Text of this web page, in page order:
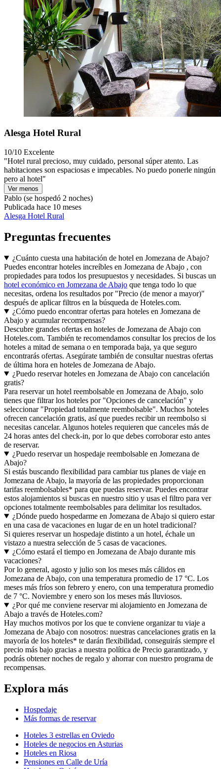
Alesga Hotel Rural
10/10 Excelente
"Hotel rural precioso, muy cuidado, personal súper atento. Las
habitaciones son espaciosas e impecables. No puedo ponerle ningún
pero al hotel"
Ver menos
Pablo (se hospedó 2 noches)
Publicada hace 10 meses
Alesga Hotel Rural
Preguntas frecuentes
¿Cuánto cuesta una habitación de hotel en Jomezana de Abajo?
Puedes encontrar hoteles increíbles en Jomezana de Abajo , con
propiedades para todos los presupuestos y necesidades. Si buscas un
hotel económico en Jomezana de Abajo que tenga todo lo que
necesitas, ordena los resultados por "Precio (de menor a mayor)"
después de aplicar filtros en la búsqueda de Hoteles.com.
¿Cómo puedo encontrar ofertas para hoteles en Jomezana de
Abajo y acumular recompensas?
Descubre grandes ofertas en hoteles de Jomezana de Abajo con
Hoteles.com. También te recomendamos consultar los precios de los
hoteles a mitad de semana o en temporada baja, ya que seguro
encontrarás ofertas. Asegúrate también de consultar nuestras ofertas
de última hora en hoteles de Jomezana de Abajo.
¿Puedo reservar hoteles en Jomezana de Abajo con cancelación
gratis?
Para reservar un hotel reembolsable en Jomezana de Abajo, solo
tienes que filtrar los hoteles por "Opciones de cancelación" y
seleccionar "Propiedad totalmente reembolsable". Muchos hoteles
ofrecen cancelación gratis, así que puedes recibir un reembolso si
necesitas cancelar. Algunos hoteles requieren que canceles más de
24 horas antes del check-in, por lo que debes corroborar esto antes
de reservar.
¿Puedo reservar un hospedaje reembolsable en Jomezana de
Abajo?
Si estás buscando flexibilidad para cambiar tus planes de viaje en
Jomezana de Abajo, la mayoría de las propiedades proporcionan
tarifas reembolsables* para que puedas reservar. Puedes encontrar
estos alojamientos si buscas en nuestro sitio y usas el filtro para ver
opciones totalmente reembolsables para delimitar los resultados.
¿Dónde puedo hospedarme en Jomezana de Abajo si quiero estar
en una casa de vacaciones en lugar de en un hotel tradicional?
Si quieres reservar un hospedaje distinto a un hotel, échale un
vistazo a nuestra selección de 5 casas de vacaciones.
¿Cómo estará el tiempo en Jomezana de Abajo durante mis
vacaciones?
Por lo general, agosto y julio son los meses más cálidos en
Jomezana de Abajo, con una temperatura promedio de 17 °C. Los
meses más fríos son febrero y enero, con una temperatura promedio
de 7 °C. Noviembre y enero son los meses más lluviosos.
¿Por qué me conviene reservar mi alojamiento en Jomezana de
Abajo a través de Hoteles.com?
Hay muchos motivos por los que te conviene organizar tu viaje a
Jomezana de Abajo con nosotros: nuestras cancelaciones gratis en la
mayoría de los hoteles* te darán flexibilidad, conseguirás siempre el
precio más bajo gracias a nuestra política de Precio garantizado, y
podrás obtener noches de regalo y ahorrar con nuestro programa de
recompensas.
Explora más
Hospedaje
Más formas de reservar
Hoteles 3 estrellas en Oviedo
Hoteles de negocios en Asturias
Hoteles en Riosa
Pensiones en Calle de Uría